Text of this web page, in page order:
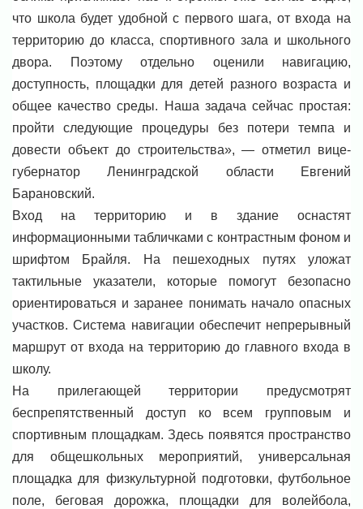
что школа будет удобной с первого шага, от входа на
территорию до класса, спортивного зала и школьного
двора. Поэтому отдельно оценили навигацию,
доступность, площадки для детей разного возраста и
общее качество среды. Наша задача сейчас простая:
пройти следующие процедуры без потери темпа и
довести объект до строительства», — отметил вице-
губернатор Ленинградской области Евгений
Барановский.
Вход на территорию и в здание оснастят
информационными табличками с контрастным фоном и
шрифтом Брайля. На пешеходных путях уложат
тактильные указатели, которые помогут безопасно
ориентироваться и заранее понимать начало опасных
участков. Система навигации обеспечит непрерывный
маршрут от входа на территорию до главного входа в
школу.
На прилегающей территории предусмотрят
беспрепятственный доступ ко всем групповым и
спортивным площадкам. Здесь появятся пространство
для общешкольных мероприятий, универсальная
площадка для физкультурной подготовки, футбольное
поле, беговая дорожка, площадки для волейбола,